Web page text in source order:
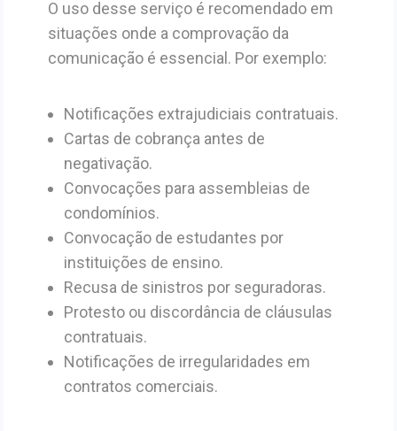
O uso desse serviço é recomendado em
situações onde a comprovação da
comunicação é essencial. Por exemplo:
Notificações extrajudiciais contratuais.
Cartas de cobrança antes de
negativação.
Convocações para assembleias de
condomínios.
Convocação de estudantes por
instituições de ensino.
Recusa de sinistros por seguradoras.
Protesto ou discordância de cláusulas
contratuais.
Notificações de irregularidades em
contratos comerciais.